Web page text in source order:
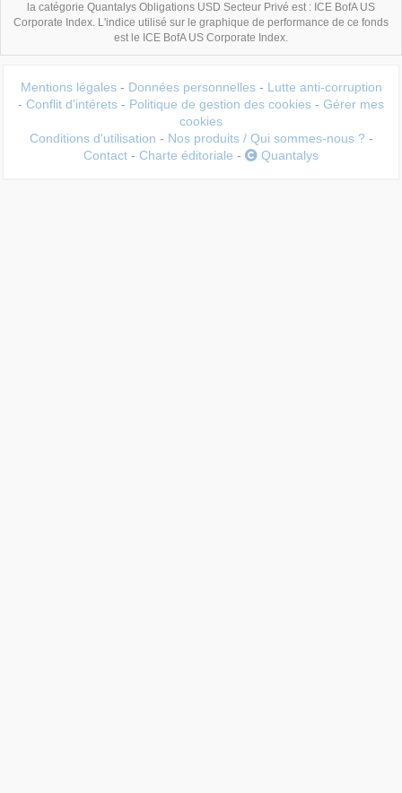
la catégorie Quantalys Obligations USD Secteur Privé est : ICE BofA US
Corporate Index. L'indice utilisé sur le graphique de performance de ce fonds
est le ICE BofA US Corporate Index.
Mentions légales - Données personnelles - Lutte anti-corruption
- Conflit d'intérets - Politique de gestion des cookies - Gérer mes
cookies
Conditions d'utilisation - Nos produits / Qui sommes-nous ? -
Contact - Charte éditoriale - Quantalys